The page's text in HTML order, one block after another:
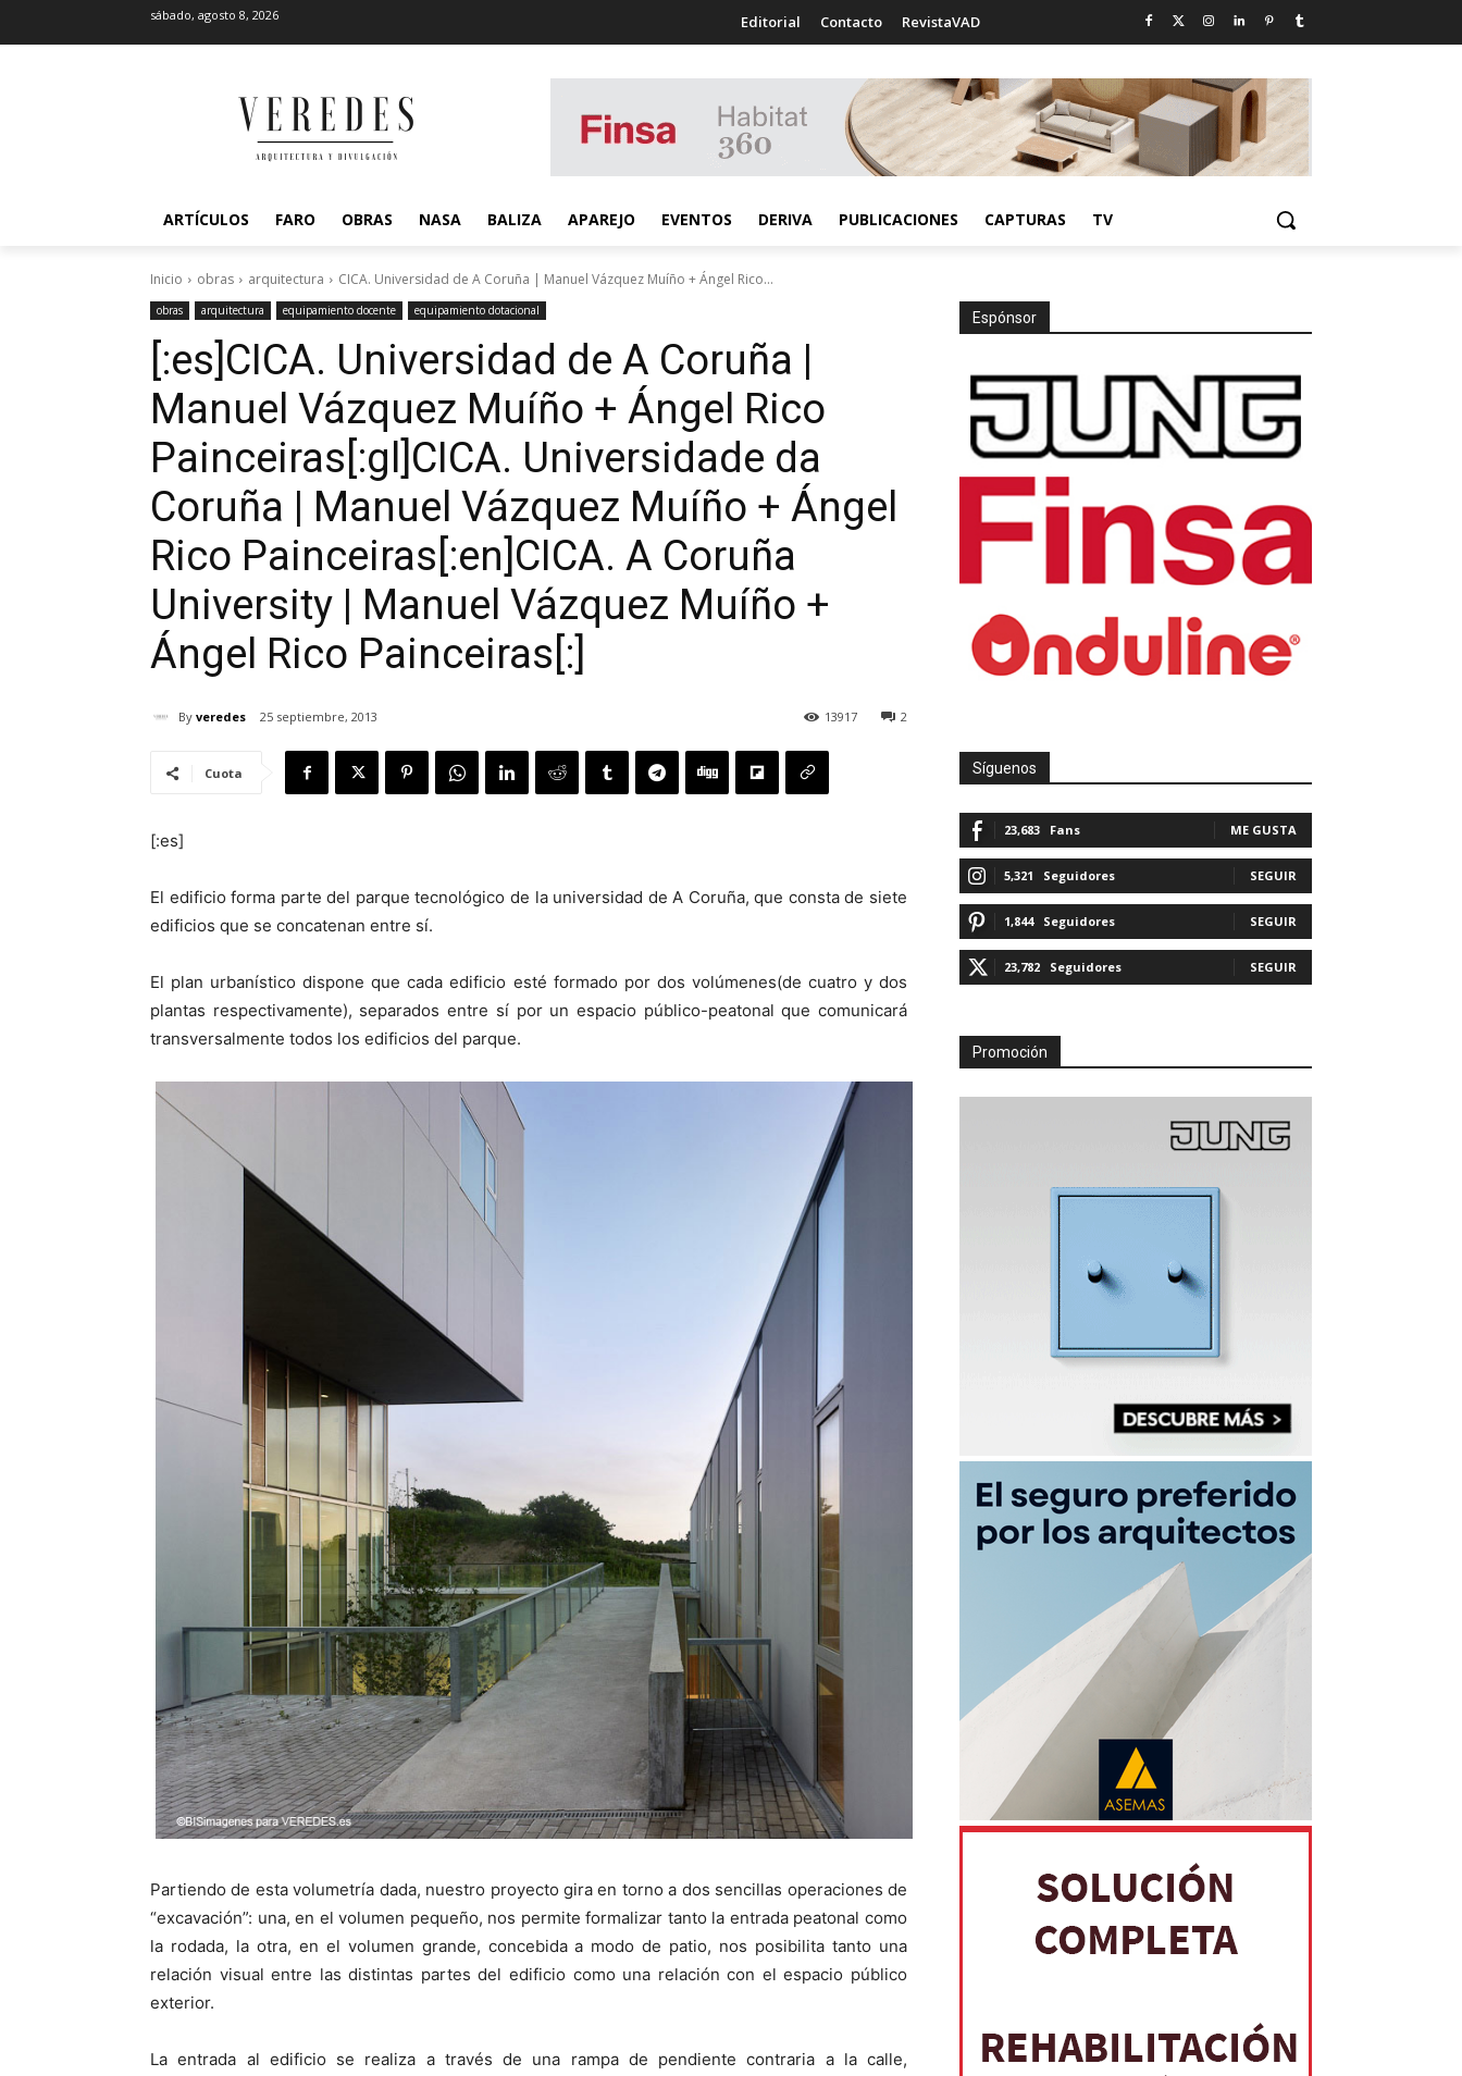
sábado, agosto 8, 2026 Editorial Contacto RevistaVAD
ARTÍCULOS FARO OBRAS NASA BALIZA APAREJO EVENTOS DERIVA PUBLICACIONES CAPTURAS TV
Inicio obras arquitectura CICA. Universidad de A Coruña | Manuel Vázquez Muíño + Ángel Rico...
obras arquitectura equipamiento docente equipamiento dotacional
[:es]CICA. Universidad de A Coruña |
Manuel Vázquez Muíño + Ángel Rico
Painceiras[:gl]CICA. Universidade da
Coruña | Manuel Vázquez Muíño + Ángel
Rico Painceiras[:en]CICA. A Coruña
University | Manuel Vázquez Muíño +
Ángel Rico Painceiras[:]
By veredes 25 septiembre, 2013 2
13917
Cuota
[:es]
El edificio forma parte del parque tecnológico de la universidad de A Coruña, que consta de siete
edificios que se concatenan entre sí.
El plan urbanístico dispone que cada edificio esté formado por dos volúmenes(de cuatro y dos
plantas respectivamente), separados entre sí por un espacio público-peatonal que comunicará
transversalmente todos los edificios del parque.
Partiendo de esta volumetría dada, nuestro proyecto gira en torno a dos sencillas operaciones de
“excavación”: una, en el volumen pequeño, nos permite formalizar tanto la entrada peatonal como
la rodada, la otra, en el volumen grande, concebida a modo de patio, nos posibilita tanto una
relación visual entre las distintas partes del edificio como una relación con el espacio público
exterior.
La entrada al edificio se realiza a través de una rampa de pendiente contraria a la calle,
Espónsor
Síguenos
23,683 Fans ME GUSTA
5,321 Seguidores SEGUIR
1,844 Seguidores SEGUIR
23,782 Seguidores SEGUIR
Promoción